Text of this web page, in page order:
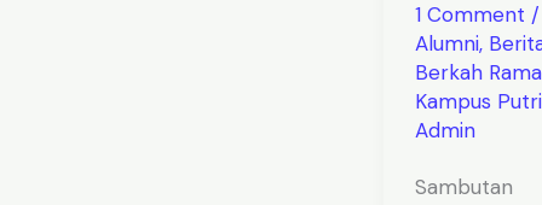
1 Comment /
Alumni,
Berkah
Kampus Putri
Admin
Sambutan